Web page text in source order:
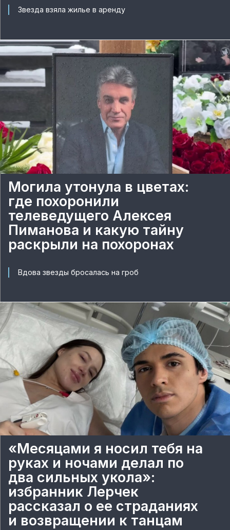
Звезда взяла жилье в аренду
Могила утонула в цветах:
где похоронили
телеведущего Алексея
Пиманова и какую тайну
раскрыли на похоронах
Вдова звезды бросалась на гроб
«Месяцами я носил тебя на
руках и ночами делал по
два сильных укола»:
избранник Лерчек
рассказал о ее страданиях
и возвращении к танцам